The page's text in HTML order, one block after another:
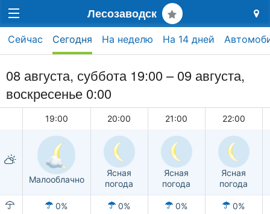
Лесозаводск
Сейчас Сегодня На неделю На 14 дней
08 августа, суббота 19:00 –09 августа,
воскресенье 0:00
19:00 20:00 21:00 22:00
Малооблачно
Ясная
погода
Ясная
погода
Ясная
погода
0% 0% 0% 0%